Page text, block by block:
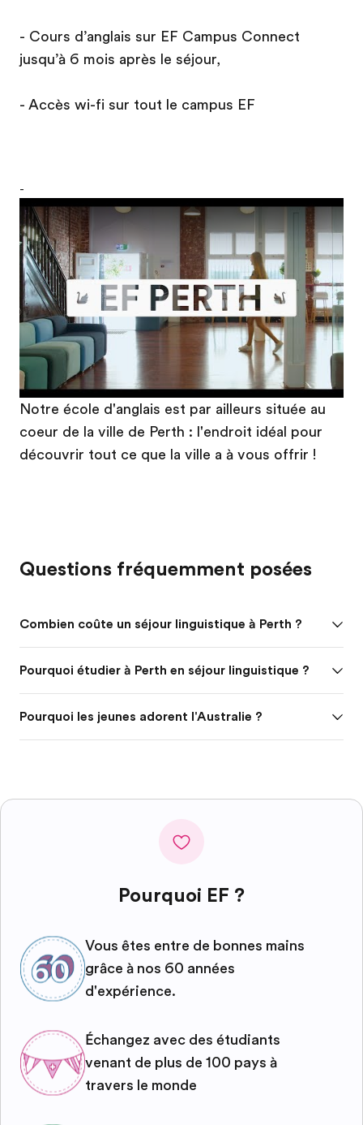
- Cours d’anglais sur EF Campus Connect
jusqu’à 6 mois après le séjour,
- Accès wi-fi sur tout le campus EF
-
Play
Notre école d'anglais est par ailleurs située au
coeur de la ville de Perth : l'endroit idéal pour
découvrir tout ce que la ville a à vous offrir !
Questions fréquemment posées
Combien coûte un séjour linguistique à Perth ?
Pourquoi étudier à Perth en séjour linguistique ?
Pourquoi les jeunes adorent l'Australie ?
Pourquoi EF ?
Vous êtes entre de bonnes mains
grâce à nos 60 années
d'expérience.
Échangez avec des étudiants
venant de plus de 100 pays à
travers le monde